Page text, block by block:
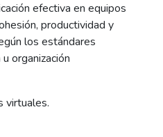
efectiva en equipos
productividad y
los estándares
organización
virtuales.